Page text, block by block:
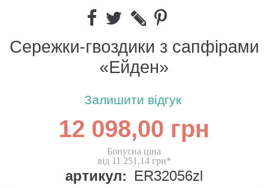
Сережки-гвоздики з сапфірами
«Ейден»
Залишити відгук
12 098,00 грн
Бонусна ціна
від 11 251,14 грн*
артикул: ER32056zl